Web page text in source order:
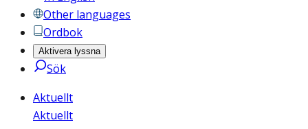
Other languages
Ordbok
Aktivera lyssna
Sök
Aktuellt
Aktuellt